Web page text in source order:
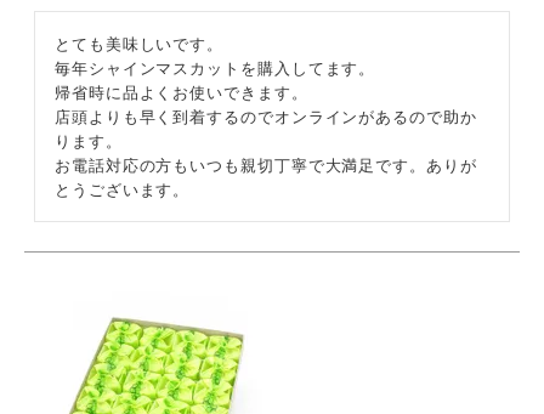
とても美味しいです。
毎年シャインマスカットを購入してます。
帰省時に品よくお使いできます。
店頭よりも早く到着するのでオンラインがあるので助か
ります。
お電話対応の方もいつも親切丁寧で大満足です。ありが
とうございます。